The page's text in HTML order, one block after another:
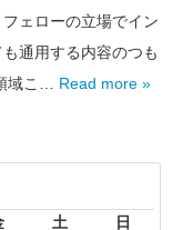
ェローの立場でイン
通用する内容のつも
域こ… Read more »
土 日